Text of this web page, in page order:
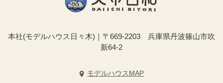
本社(モデルハウス日々木)｜〒669-2203 兵庫県丹波篠山市吹
新64-2
モデルハウスMAP